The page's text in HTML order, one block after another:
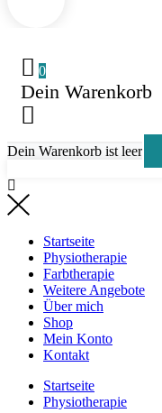
0
Dein Warenkorb
Dein Warenkorb ist leer
Startseite
Physiotherapie
Farbtherapie
Weitere Angebote
Über mich
Shop
Mein Konto
Kontakt
Startseite
Physiotherapie